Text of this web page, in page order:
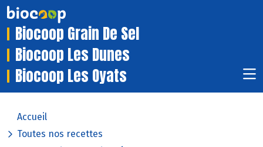
Biocoop Grain De Sel
Biocoop Les Dunes
Biocoop Les Oyats
Accueil
Toutes nos recettes